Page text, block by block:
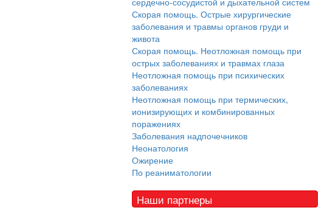
Скорая помощь. Острые хирургические
заболевания и травмы органов груди и
живота
Скорая помощь. Неотложная помощь при
острых заболеваниях и травмах глаза
Неотложная помощь при психических
заболеваниях
Неотложная помощь при термических,
ионизирующих и комбинированных
поражениях
Заболевания надпочечников
Неонатология
Ожирение
По реаниматологии
Наши партнеры